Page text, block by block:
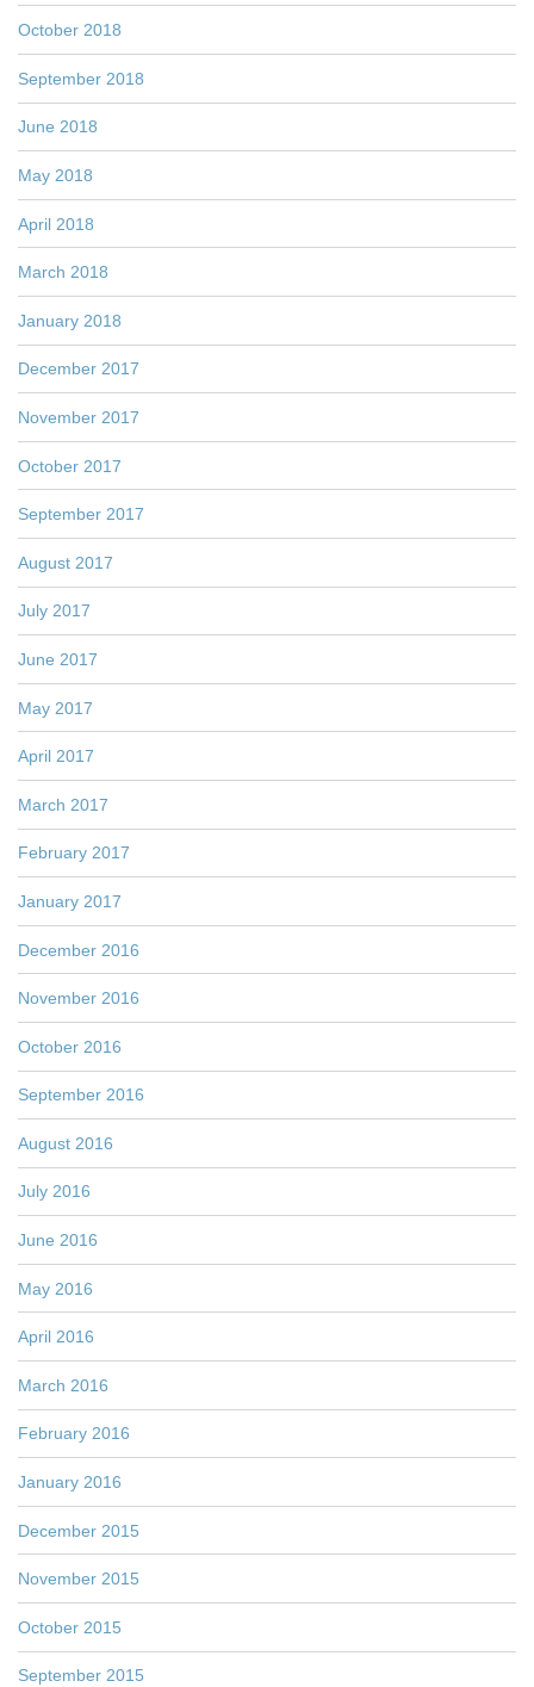
October 2018
September 2018
June 2018
May 2018
April 2018
March 2018
January 2018
December 2017
November 2017
October 2017
September 2017
August 2017
July 2017
June 2017
May 2017
April 2017
March 2017
February 2017
January 2017
December 2016
November 2016
October 2016
September 2016
August 2016
July 2016
June 2016
May 2016
April 2016
March 2016
February 2016
January 2016
December 2015
November 2015
October 2015
September 2015